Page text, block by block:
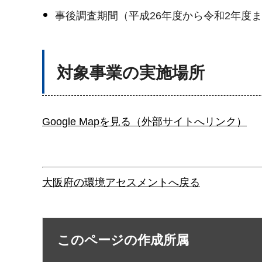
事後調査期間（平成26年度から令和2年度
対象事業の実施場所
Google Mapを見る（外部サイトへリンク）
大阪府の環境アセスメントへ戻る
このページの作成所属